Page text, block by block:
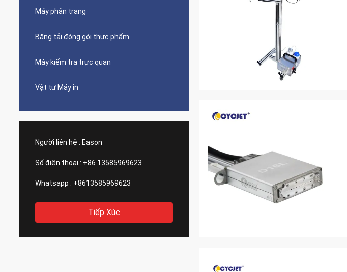
Máy phân trang
Băng tải đóng gói thực phẩm
Máy kiểm tra trực quan
Vật tư Máy in
Người liên hệ : Eason
Số điện thoại : +86 13585969623
Whatsapp : +8613585969623
Tiếp Xúc